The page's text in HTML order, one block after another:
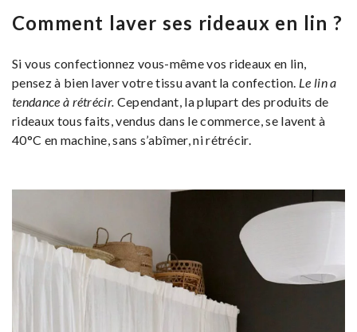
Comment laver ses rideaux en lin ?
Si vous confectionnez vous-même vos rideaux en lin,
pensez à bien laver votre tissu avant la confection. Le lin a
tendance à rétrécir. Cependant, la plupart des produits de
rideaux tous faits, vendus dans le commerce, se lavent à
40°C en machine, sans s’abîmer, ni rétrécir.